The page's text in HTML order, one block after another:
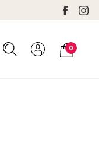
Search
0